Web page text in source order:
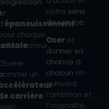
,
.
épanouissement
chaque
un
carrière
notre sens
du service.
Oser et
donner sa
chance à
chacun en
cultivant
l’ambition et
l’originalité.